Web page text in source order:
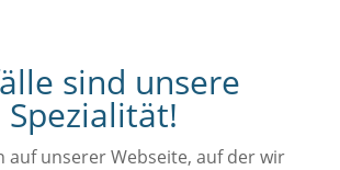
sind unsere
Spezialität!
auf unserer Webseite, auf der wir